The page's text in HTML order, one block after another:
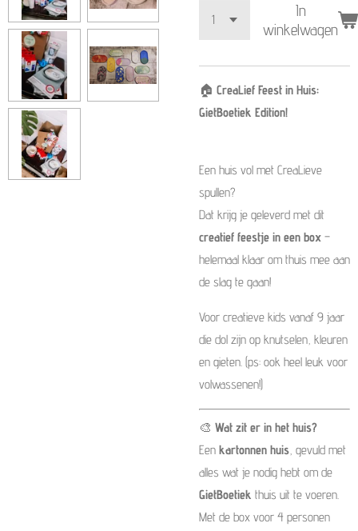
In
winkelwagen
🏠 CreaLief Feest in Huis:
GietBoetiek Edition!
Een huis vol met CreaLieve
spullen?
Dat krijg je geleverd met dit
creatief feestje in een box –
helemaal klaar om thuis mee aan
de slag te gaan!
Voor creatieve kids vanaf 9 jaar
die dol zijn op knutselen, kleuren
en gieten. (ps: ook heel leuk voor
volwassenen!)
🎨 Wat zit er in het huis?
Een kartonnen huis, gevuld met
alles wat je nodig hebt om de
GietBoetiek thuis uit te voeren.
Met de box voor 4 personen